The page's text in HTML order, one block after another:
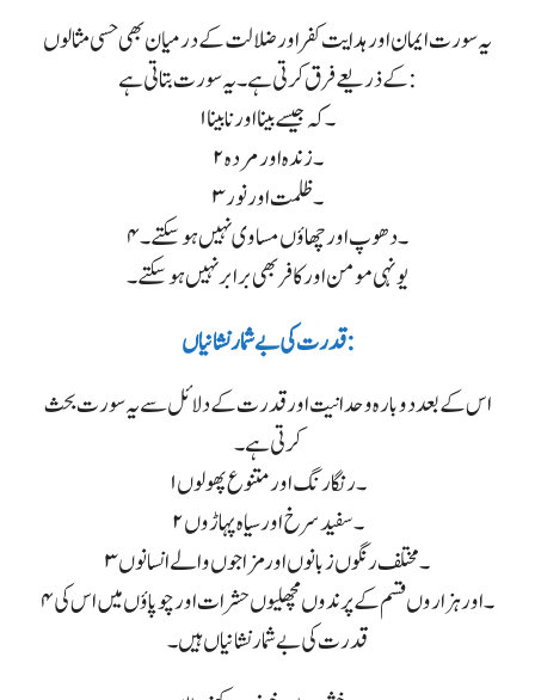
یہ سورت ایمان اور ہدایت کفر اور ضلالت کے درمیان بھی حسی مثالوں
کے ذریعے فرق کرتی ہے ۔ یہ سورت بتاتی ہے:
۱۔ کہ جیسے بینا اور نا بینا
۲۔ زندہ اور مردہ
۳۔ ظلمت اور نور
۴۔ دھوپ اور چھاؤں مساوی نہیں ہو سکتے۔
یونہی مومن اور کافر بھی برابر نہیں ہو سکتے۔
قدرت کی بے شمار نشانیاں :
اس کے بعد دوبارہ وحدانیت اور قدرت کے دلائل سے یہ سورت بحث
کرتی ہے۔
۱۔ رنگا رنگ اور متنوع پھولوں
۲۔ سفید سرخ اور سیاہ پہاڑوں
۳۔ مختلف رنگوں زبانوں اور مزاجوں والے انسانوں
۴۔ اور ہزاروں قسم کے پرندوں مچھلیوں حشرات اور چو پاؤں میں اس کی
قدرت کی بے شمار نشانیاں ہیں۔